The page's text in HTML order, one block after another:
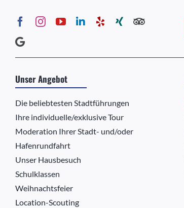
Unser Angebot
Die beliebtesten Stadtführungen
Ihre individuelle/exklusive Tour
Moderation Ihrer Stadt- und/oder
Hafenrundfahrt
Unser Hausbesuch
Schulklassen
Weihnachtsfeier
Location-Scouting